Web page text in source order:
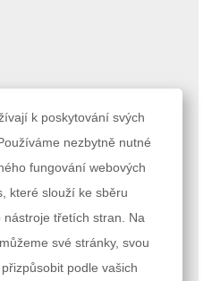
ÚČET
MŮJ ÚČET
STAV OBJEDNÁVKY
povinen vystavit kupujícímu
tržbu u správce daně
k poskytování svých
nezbytně nutné
fungování webových
které slouží ke sběru
třetích stran. Na
své stránky, svou
podle vašich